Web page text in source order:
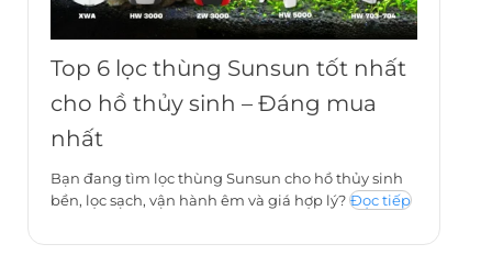
Top 6 lọc thùng Sunsun tốt nhất
cho hồ thủy sinh – Đáng mua
nhất
Bạn đang tìm lọc thùng Sunsun cho hồ thủy sinh
bền, lọc sạch, vận hành êm và giá hợp lý? Đọc tiếp